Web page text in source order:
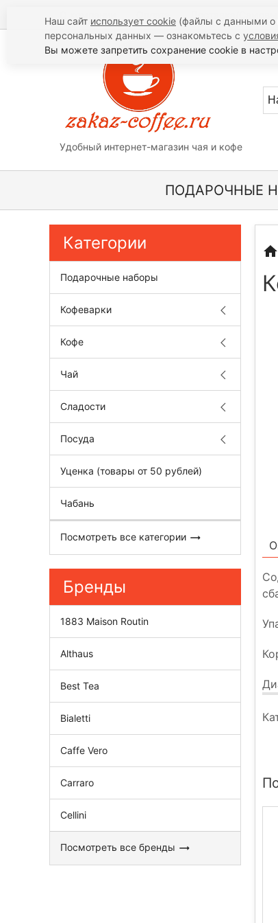
О компании Оплата Доставка/
Удобный интернет-магазин чая и кофе
ПОДАРОЧНЫЕ
Категории
Подарочные наборы
Кофеварки
Кофе
Чай
Сладости
Посуда
Уценка (товары от 50 рублей)
Чабань
Посмотреть все категории
Бренды
1883 Maison Routin
Althaus
Best Tea
Bialetti
Caffe Vero
Carraro
Cellini
Посмотреть все бренды
Наш сайт использует cookie (файлы с данными о
персональных данных — ознакомьтесь с
Вы можете запретить сохранение cookie в